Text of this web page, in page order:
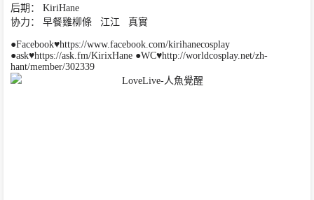
后期： KiriHane
协力： 早餐雞柳條 江江 真實
●Facebook♥https://www.facebook.com/kirihanecosplay
●ask♥https://ask.fm/KirixHane ●WC♥http://worldcosplay.net/zh-
hant/member/302339